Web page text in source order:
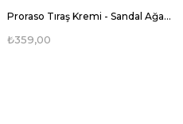
kullanırken bilmeniz gereken en
Proraso Tıraş Kremi - Sandal Ağacı - 150 ml
₺359,00